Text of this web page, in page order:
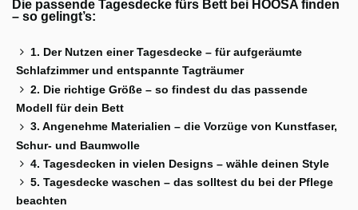
Die passende Tagesdecke fürs Bett bei HOOSA finden
– so gelingt’s:
1. Der Nutzen einer Tagesdecke – für aufgeräumte
Schlafzimmer und entspannte Tagträumer
2. Die richtige Größe – so findest du das passende
Modell für dein Bett
3. Angenehme Materialien – die Vorzüge von Kunstfaser,
Schur- und Baumwolle
4. Tagesdecken in vielen Designs – wähle deinen Style
5. Tagesdecke waschen – das solltest du bei der Pflege
beachten